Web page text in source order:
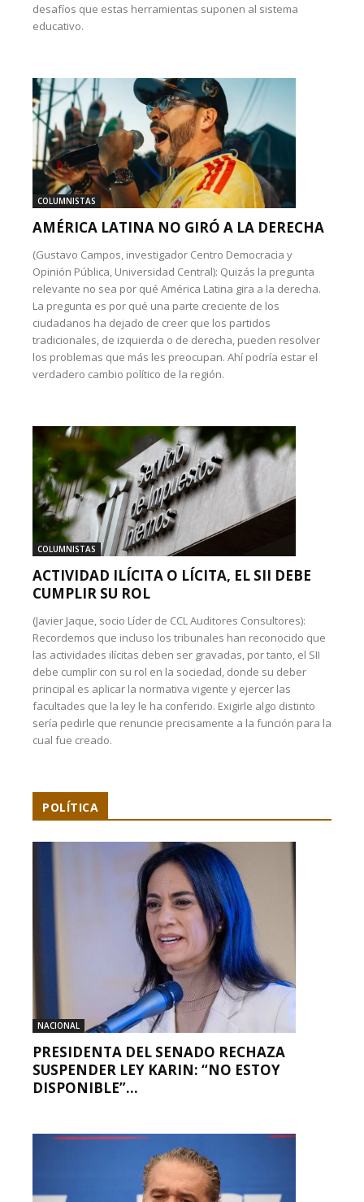
desafíos que estas herramientas suponen al sistema
educativo.
COLUMNISTAS
AMÉRICA LATINA NO GIRÓ A LA DERECHA
(Gustavo Campos, investigador Centro Democracia y
Opinión Pública, Universidad Central): Quizás la pregunta
relevante no sea por qué América Latina gira a la derecha.
La pregunta es por qué una parte creciente de los
ciudadanos ha dejado de creer que los partidos
tradicionales, de izquierda o de derecha, pueden resolver
los problemas que más les preocupan. Ahí podría estar el
verdadero cambio político de la región.
COLUMNISTAS
ACTIVIDAD ILÍCITA O LÍCITA, EL SII DEBE
CUMPLIR SU ROL
(Javier Jaque, socio Líder de CCL Auditores Consultores):
Recordemos que incluso los tribunales han reconocido que
las actividades ilícitas deben ser gravadas, por tanto, el SII
debe cumplir con su rol en la sociedad, donde su deber
principal es aplicar la normativa vigente y ejercer las
facultades que la ley le ha conferido. Exigirle algo distinto
sería pedirle que renuncie precisamente a la función para la
cual fue creado.
POLÍTICA
NACIONAL
PRESIDENTA DEL SENADO RECHAZA
SUSPENDER LEY KARIN: “NO ESTOY
DISPONIBLE”...